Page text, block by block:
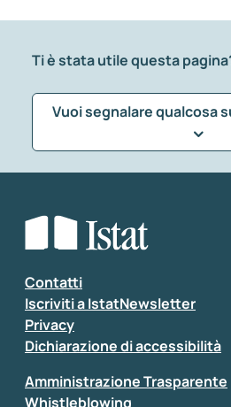
Ti è stata utile questa
Vuoi segnalare qualcosa
Seleziona la tipologia della
Inserisci il tuo commento
Contatti
Iscriviti a IstatNewsletter
Privacy
Dichiarazione di accessibilità
Amministrazione Trasparente
Whistleblowing